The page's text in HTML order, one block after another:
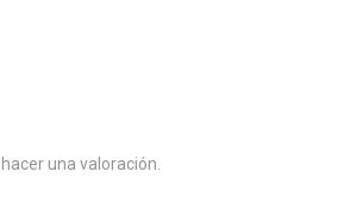
una valoración.